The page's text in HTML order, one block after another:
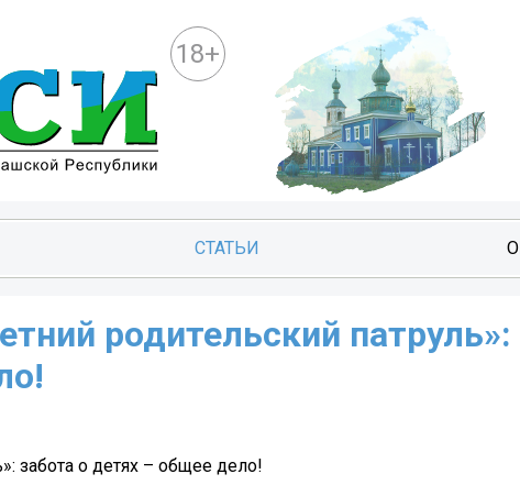
18+
СТАТЬИ
родительский патруль»:
забота о детях – общее дело!